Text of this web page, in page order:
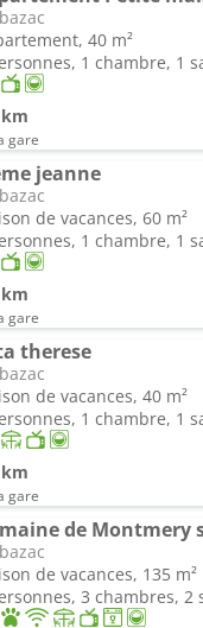
40 m²
1 chambre, 1
gare
jeanne
de vacances, 60 m²
1 chambre, 1
gare
therese
de vacances, 40 m²
1 chambre, 1
gare
de vacances, 135 m²
3 chambres, 2